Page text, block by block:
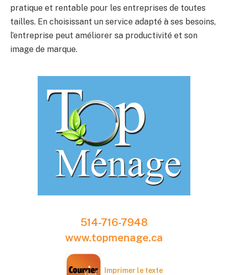
pratique et rentable pour les entreprises de toutes
tailles. En choisissant un service adapté à ses besoins,
l’entreprise peut améliorer sa productivité et son
image de marque.
514-716-7948
www.topmenage.ca
Imprimer le texte